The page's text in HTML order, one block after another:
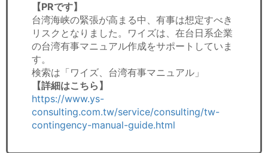
【PRです】
台湾海峡の緊張が高まる中、有事は想定すべき
リスクとなりました。ワイズは、在台日系企業
の台湾有事マニュアル作成をサポートしていま
す。
検索は「ワイズ、台湾有事マニュアル」
【詳細はこちら】
https://www.ys-
consulting.com.tw/service/consulting/tw-
contingency-manual-guide.html